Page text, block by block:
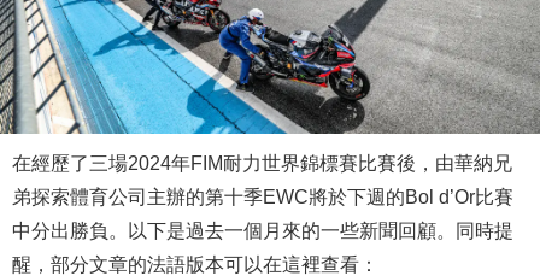
在經歷了三場2024年FIM耐力世界錦標賽比賽後，由華納兄
弟探索體育公司主辦的第十季EWC將於下週的Bol d’Or比賽
中分出勝負。以下是過去一個月來的一些新聞回顧。同時提
醒，部分文章的法語版本可以在這裡查看：